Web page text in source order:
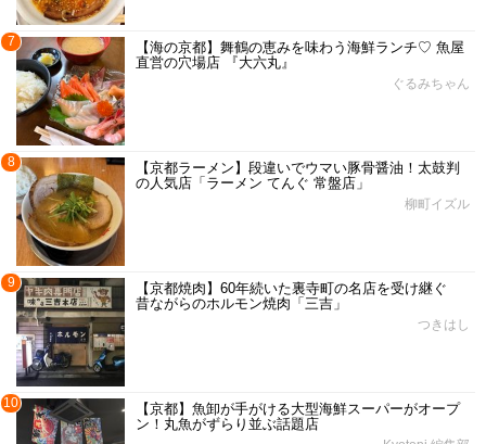
7
【海の京都】舞鶴の恵みを味わう海鮮ランチ♡ 魚屋
直営の穴場店 『大六丸』
ぐるみちゃん
8
【京都ラーメン】段違いでウマい豚骨醤油！太鼓判
の人気店「ラーメン てんぐ 常盤店」
柳町イズル
9
【京都焼肉】60年続いた裏寺町の名店を受け継ぐ
昔ながらのホルモン焼肉「三吉」
つきはし
10
【京都】魚卸が手がける大型海鮮スーパーがオープ
ン！丸魚がずらり並ぶ話題店